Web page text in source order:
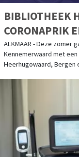
BIBLIOTHEEK
CORONAPRIK
ALKMAAR - Deze zomer
Kennemerwaard met
Heerhugowaard, Bergen